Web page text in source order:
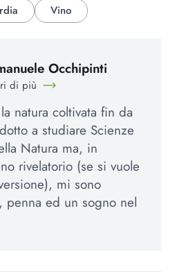
Vino
Occhipinti
di più
natura coltivata fin da
a studiare Scienze
Natura ma, in
rivelatorio (se si vuole
mi sono
penna ed un sogno nel